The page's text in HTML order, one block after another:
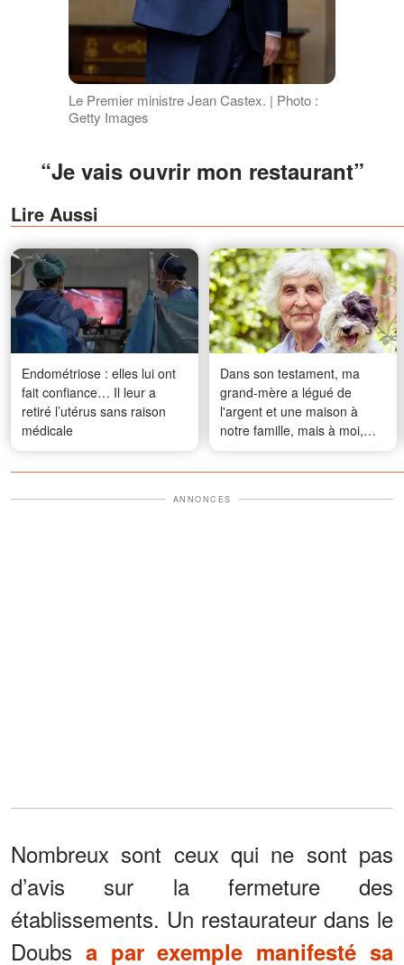
Le Premier ministre Jean Castex. | Photo :
Getty Images
“Je vais ouvrir mon restaurant”
Lire Aussi
Endométriose : elles lui ont
fait confiance… Il leur a
retiré l’utérus sans raison
médicale
Dans son testament, ma
grand-mère a légué de
l'argent et une maison à
notre famille, mais à moi,
elle a laissé son vieux chien
– Après avoir trouvé un mot
j'ai eu un choc
ANNONCES
Nombreux sont ceux qui ne sont pas
d’avis sur la fermeture des
établissements. Un restaurateur dans le
Doubs a par exemple manifesté sa